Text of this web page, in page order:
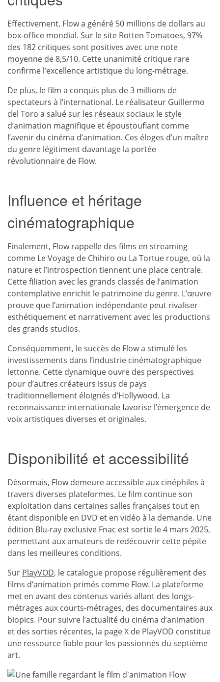
Effectivement, Flow a généré 50 millions de dollars au
box-office mondial. Sur le site Rotten Tomatoes, 97%
des 182 critiques sont positives avec une note
moyenne de 8,5/10. Cette unanimité critique rare
confirme l’excellence artistique du long-métrage.
De plus, le film a conquis plus de 3 millions de
spectateurs à l’international. Le réalisateur Guillermo
del Toro a salué sur les réseaux sociaux le style
d’animation magnifique et époustouflant comme
l’avenir du cinéma d’animation. Ces éloges d’un maître
du genre légitiment davantage la portée
révolutionnaire de Flow.
Influence et héritage
cinématographique
Finalement, Flow rappelle des films en streaming
comme Le Voyage de Chihiro ou La Tortue rouge, où la
nature et l’introspection tiennent une place centrale.
Cette filiation avec les grands classés de l’animation
contemplative enrichit le patrimoine du genre. L’œuvre
prouve que l’animation indépendante peut rivaliser
esthétiquement et narrativement avec les productions
des grands studios.
Conséquemment, le succès de Flow a stimulé les
investissements dans l’industrie cinématographique
lettonne. Cette dynamique ouvre des perspectives
pour d’autres créateurs issus de pays
traditionnellement éloignés d’Hollywood. La
reconnaissance internationale favorise l’émergence de
voix artistiques diverses et originales.
Disponibilité et accessibilité
Désormais, Flow demeure accessible aux cinéphiles à
travers diverses plateformes. Le film continue son
exploitation dans certaines salles françaises tout en
étant disponible en DVD et en vidéo à la demande. Une
édition Blu-ray exclusive Fnac est sortie le 4 mars 2025,
permettant aux amateurs de redécouvrir cette pépite
dans les meilleures conditions.
Sur PlayVOD, le catalogue propose régulièrement des
films d’animation primés comme Flow. La plateforme
met en avant des contenus variés allant des longs-
métrages aux courts-métrages, des documentaires aux
biopics. Pour suivre l’actualité du cinéma d’animation
et des sorties récentes, la page X de PlayVOD constitue
une ressource fiable pour les passionnés du septième
art.